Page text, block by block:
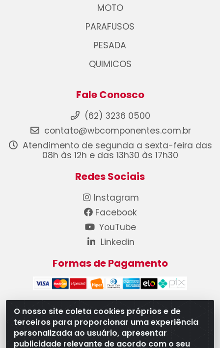
O nosso site coleta cookies próprios e de
terceiros para proporcionar uma experiência
personalizada ao usuário, apresentar
publicidade relevante de acordo com o seu
MOTO
PARAFUSOS
PESADA
QUIMICOS
Fale Conosco
(62) 3236 0500
contato@wbcomponentes.com.br
Atendimento de segunda a sexta-feira das
08h às 12h e das 13h30 às 17h30
Redes Sociais
Instagram
Facebook
YouTube
Linkedin
Formas de Pagamento
WB Componentes Automotivos LTDA - CNPJ
08.528.393/0001-12 - Rua do Níquel, 667 - Parque
Oeste Industrial, Goiânia/GO - CEP 74375-660